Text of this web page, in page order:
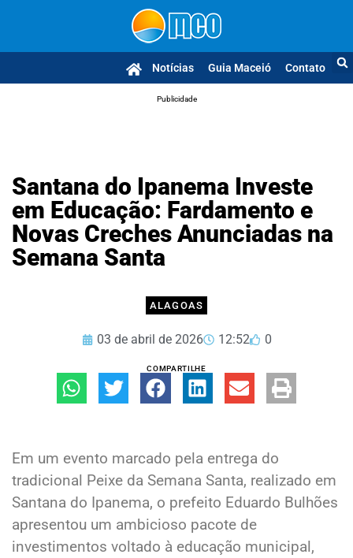
Notícias Guia Maceió Contato
Publicidade
Santana do Ipanema Investe
em Educação: Fardamento e
Novas Creches Anunciadas na
Semana Santa
ALAGOAS
03 de abril de 2026 12:52 0
COMPARTILHE
Em um evento marcado pela entrega do
tradicional Peixe da Semana Santa, realizado em
Santana do Ipanema, o prefeito Eduardo Bulhões
apresentou um ambicioso pacote de
investimentos voltado à educação municipal,